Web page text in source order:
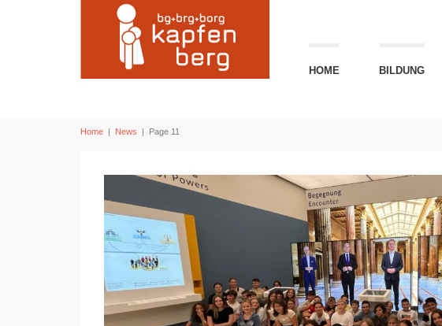
HOME BILDUNG
Home | News | Page 11